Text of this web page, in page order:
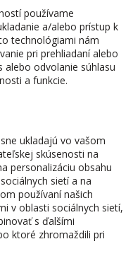
používame
a/alebo prístup k
technológiami nám
pri prehliadaní alebo
alebo odvolanie súhlasu
a funkcie.
ukladajú vo vašom
skúsenosti na
personalizáciu obsahu
sietí a na
používaní našich
v oblasti sociálnych sietí,
s ďalšími
ktoré zhromaždili pri